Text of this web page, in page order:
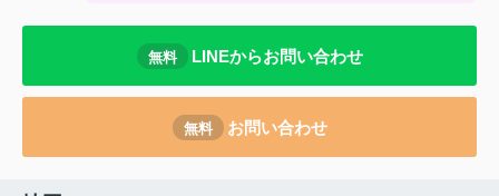
無料 LINEからお問い合わせ
無料 お問い合わせ